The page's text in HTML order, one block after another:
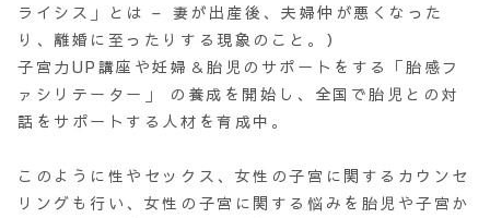
ライシス」とは – 妻が出産後、夫婦仲が悪くなった
り、離婚に至ったりする現象のこと。）
子宮力UP講座や妊婦＆胎児のサポートをする「胎感フ
ァシリテーター」 の養成を開始し、全国で胎児との対
話をサポートする人材を育成中。
このように性やセックス、女性の子宮に関するカウンセ
リングも行い、女性の子宮に関する悩みを胎児や子宮か